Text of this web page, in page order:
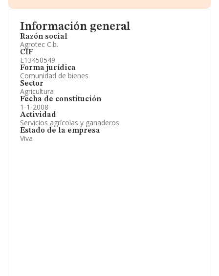
Información general
Razón social
Agrotec C.b.
CIF
E13450549
Forma jurídica
Comunidad de bienes
Sector
Agricultura
Fecha de constitución
1-1-2008
Actividad
Servicios agrícolas y ganaderos
Estado de la empresa
Viva
Información oficial y registral complementaria.